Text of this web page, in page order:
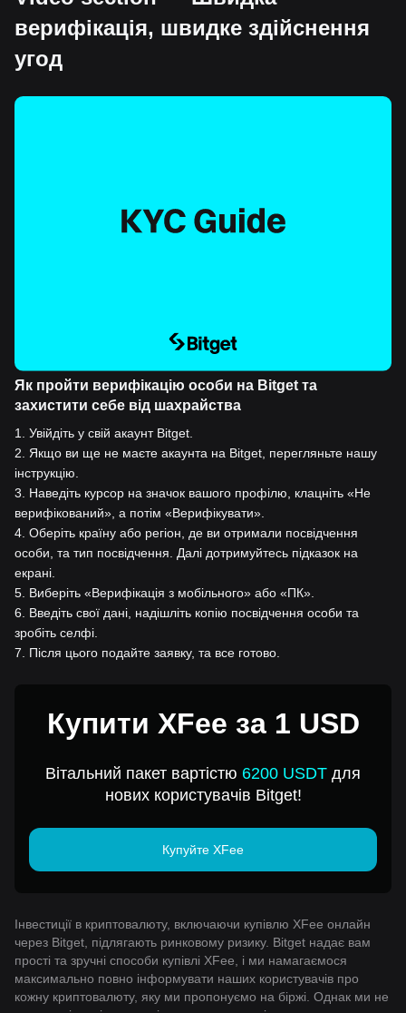
верифікація, швидке здійснення
угод
Як пройти верифікацію особи на Bitget та
захистити себе від шахрайства
1
Увійдіть у свій акаунт Bitget.
2
Якщо ви ще не маєте акаунта на Bitget, перегляньте нашу
інструкцію.
3
Наведіть курсор на значок вашого профілю, клацніть «Не
верифікований», а потім «Верифікувати».
4 Оберіть країну або регіон, де ви отримали посвідчення
особи, та тип посвідчення. Далі дотримуйтесь підказок на
екрані.
5 Виберіть «Верифікація з мобільного» або «ПК».
6
Введіть свої дані, надішліть копію посвідчення особи та
зробіть селфі.
7
Після цього подайте заявку, та все готово.
Купити XFee за 1 USD
Вітальний пакет вартістю 6200 USDT для
нових користувачів Bitget!
Купуйте XFee
Інвестиції в криптовалюту, включаючи купівлю XFee онлайн
через Bitget, підлягають ринковому ризику. Bitget надає вам
прості та зручні способи купівлі XFee, і ми намагаємося
максимально повно інформувати наших користувачів про
кожну криптовалюту, яку ми пропонуємо на біржі. Однак ми не